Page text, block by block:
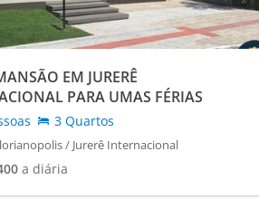
EM JURERÊ
PARA UMAS FÉRIAS
3 Quartos
/ Jurerê Internacional
a diária